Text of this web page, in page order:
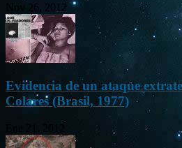
Nov 26, 2012
Evidencia de un ataque
Colares (Brasil, 1977)